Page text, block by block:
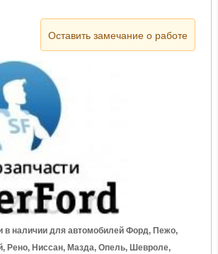
Оставить замечание о работе
в наличии для автомобилей Форд, Пежо,
Рено, Ниссан, Мазда, Опель, Шевроле,